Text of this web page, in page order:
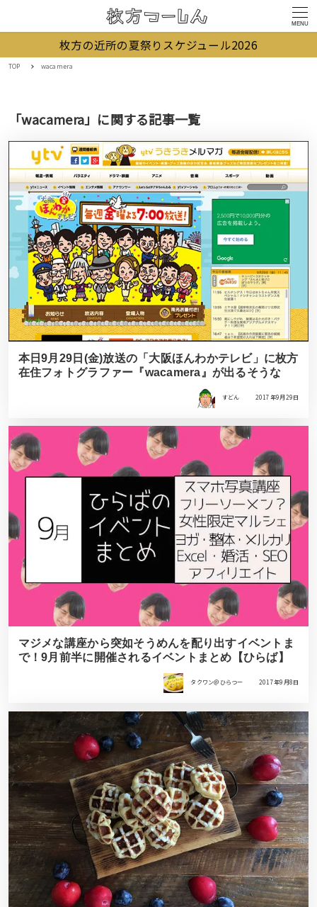
MENU
枚方の近所の夏祭りスケジュール2026
TOP wacamera
「wacamera」に関する記事一覧
本日9月29日(金)放送の「大阪ほんわかテレビ」に枚方
在住フォトグラファー『wacamera』が出るそうな
すどん 2017年9月29日
マジメな講座から突如そうめんを配り出すイベントま
で！9月前半に開催されるイベントまとめ【ひらば】
タクワン＠ひらつー 2017年9月8日